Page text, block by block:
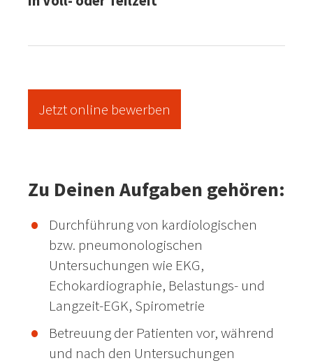
Jetzt online bewerben
Zu Deinen Aufgaben gehören:
Durchführung von kardiologischen
bzw. pneumonologischen
Untersuchungen wie EKG,
Echokardiographie, Belastungs- und
Langzeit-EGK, Spirometrie
Betreuung der Patienten vor, während
und nach den Untersuchungen